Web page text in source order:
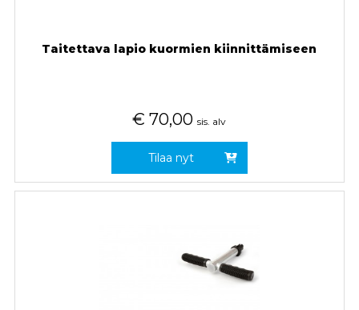
Taitettava lapio kuormien kiinnittämiseen
€ 70,00 sis. alv
Tilaa nyt